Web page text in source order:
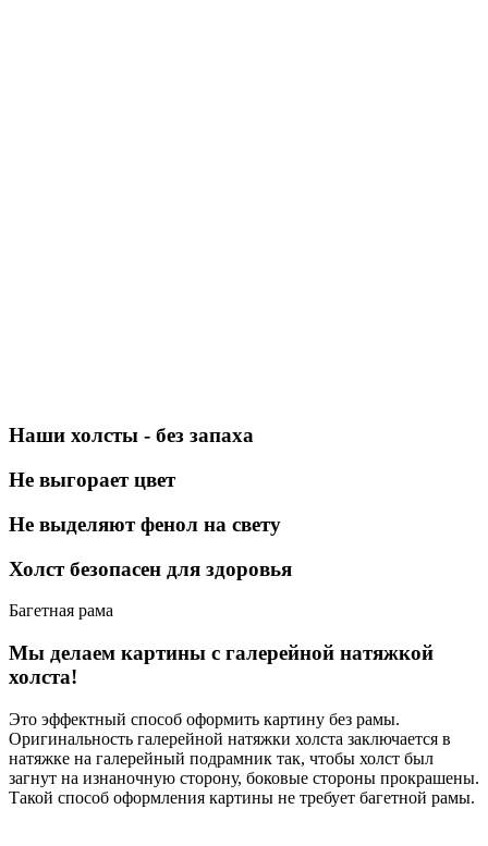
Наши холсты - без запаха
Не выгорает цвет
Не выделяют фенол на свету
Холст безопасен для здоровья
Багетная рама
Мы делаем картины с галерейной натяжкой
холста!
Это эффектный способ оформить картину без рамы.
Оригинальность галерейной натяжки холста заключается в
натяжке на галерейный подрамник так, чтобы холст был
загнут на изнаночную сторону, боковые стороны прокрашены.
Такой способ оформления картины не требует багетной рамы.